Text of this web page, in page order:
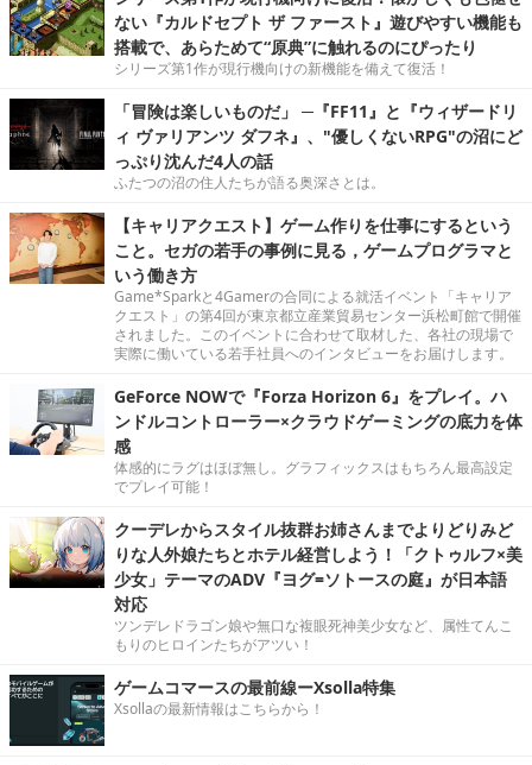
ない『カルドセプト ザ ファースト』遊びやすい機能も
搭載で、あらためて“原典”に触れるのにぴったり
シリーズ第1作が現行機向けの新機能を備えて復活！
「冒険は楽しいものだ」 ─『FF11』と『ウィザードリ
ィ ヴァリアンツ ダフネ』、"優しくないRPG"の沼にど
っぷり沈んだ4人の話
ふたつの沼の住人たちが語る奥深さとは。
【キャリアクエスト】ゲーム作りを仕事にするという
こと。セガの若手の事例に見る，ゲームプログラマと
いう働き方
Game*Sparkと4Gamerの合同による就活イベント「キャリア
クエスト」の第4回が東京都立産業貿易センター浜松町館で開催
されました。このイベントに合わせて取材した、各社の現場で
実際に働いている若手社員へのインタビューをお届けします。
GeForce NOWで『Forza Horizon 6』をプレイ。ハ
ンドルコントローラー×クラウドゲーミングの底力を体
感
体感的にラグはほぼ無し。グラフィックスはもちろん最高設定
でプレイ可能！
クーデレからスタイル抜群お姉さんまでよりどりみど
りな人外娘たちとホテル経営しよう！「クトゥルフ×美
少女」テーマのADV『ヨグ=ソトースの庭』が日本語
対応
ツンデレドラゴン娘や無口な複眼死神美少女など、属性てんこ
もりのヒロインたちがアツい！
ゲームコマースの最前線ーXsolla特集
Xsollaの最新情報はこちらから！